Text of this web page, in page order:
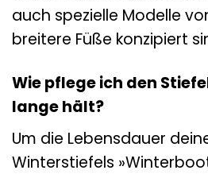
auch spezielle Modelle
breitere Füße konzipiert
Wie pflege ich den
lange hält?
Um die Lebensdauer
Winterstiefels